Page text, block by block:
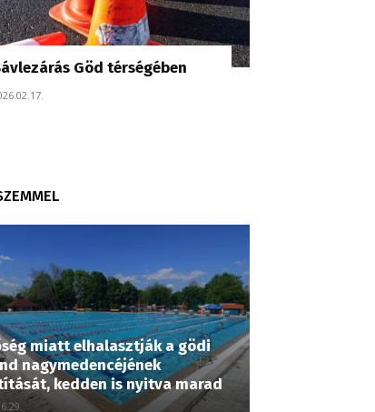
Göd térségében
miatt elhalasztják a gödi
nagymedencéjének
kedden is nyitva marad